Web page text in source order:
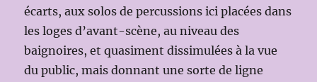
écarts, aux solos de percussions ici placées dans
les loges d’avant-scène, au niveau des
baignoires, et quasiment dissimulées à la vue
du public, mais donnant une sorte de ligne